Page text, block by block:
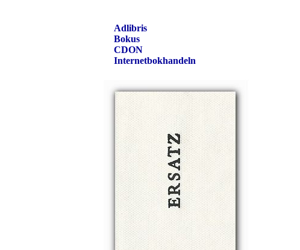
Adlibris
Bokus
CDON
Internetbokhandeln